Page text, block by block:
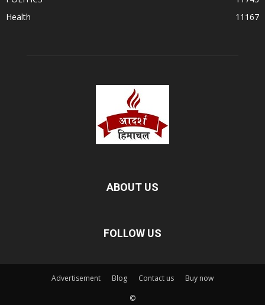
Health
11167
ABOUT US
FOLLOW US
Advertisement Blog Contact us
Buy now
©